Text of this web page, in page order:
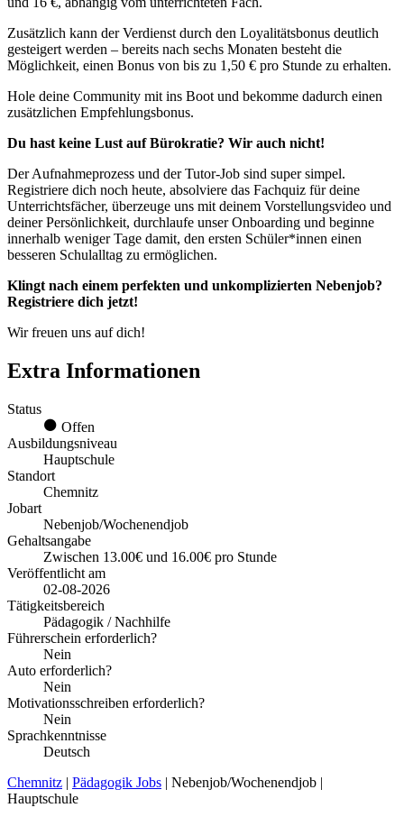
Zusätzlich kann der Verdienst durch den Loyalitätsbonus deutlich
gesteigert werden – bereits nach sechs Monaten besteht die
Möglichkeit, einen Bonus von bis zu 1,50 € pro Stunde zu erhalten.
Hole deine Community mit ins Boot und bekomme dadurch einen
zusätzlichen Empfehlungsbonus.
Du hast keine Lust auf Bürokratie? Wir auch nicht!
Der Aufnahmeprozess und der Tutor-Job sind super simpel.
Registriere dich noch heute, absolviere das Fachquiz für deine
Unterrichtsfächer, überzeuge uns mit deinem Vorstellungsvideo und
deiner Persönlichkeit, durchlaufe unser Onboarding und beginne
innerhalb weniger Tage damit, den ersten Schüler*innen einen
besseren Schulalltag zu ermöglichen.
Klingt nach einem perfekten und unkomplizierten Nebenjob?
Registriere dich jetzt!
Wir freuen uns auf dich!
Extra Informationen
Status
Offen
Ausbildungsniveau
Hauptschule
Standort
Chemnitz
Jobart
Nebenjob/Wochenendjob
Gehaltsangabe
Zwischen 13.00€ und 16.00€ pro Stunde
Veröffentlicht am
02-08-2026
Tätigkeitsbereich
Pädagogik / Nachhilfe
Führerschein erforderlich?
Nein
Auto erforderlich?
Nein
Motivationsschreiben erforderlich?
Nein
Sprachkenntnisse
Deutsch
Chemnitz | Pädagogik Jobs | Nebenjob/Wochenendjob |
Hauptschule